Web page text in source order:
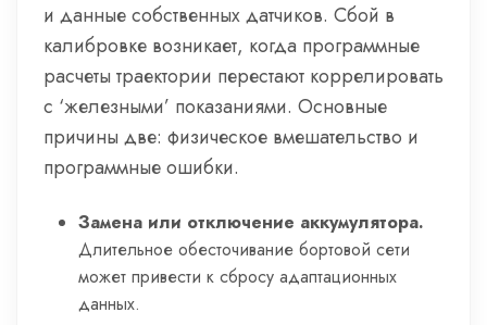
и данные собственных датчиков. Сбой в
калибровке возникает, когда программные
расчеты траектории перестают коррелировать
с ‘железными’ показаниями. Основные
причины две: физическое вмешательство и
программные ошибки.
Замена или отключение аккумулятора.
Длительное обесточивание бортовой сети
может привести к сбросу адаптационных
данных.